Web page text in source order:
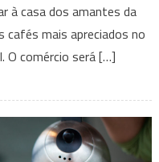
melhores
cafés
super
à casa dos amantes da
cafés mais apreciados no
O comércio será […]